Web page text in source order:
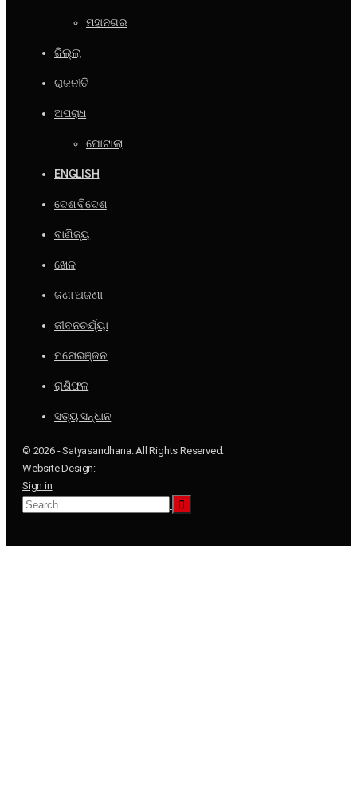
ମହାନଗର
ଜିଲ୍ଲା
ରାଜନୀତି
ଅପରାଧ
ଘୋଟାଲା
ENGLISH
ଦେଶ ବିଦେଶ
ବାଣିଜ୍ୟ
ଖେଳ
ଜଣା ଅଜଣା
ଜୀବନଚର୍ଯ୍ୟା
ମନୋରଞ୍ଜନ
ରାଶିଫଳ
ସତ୍ୟ ସନ୍ଧାନ
© 2026 - Satyasandhana. All Rights Reserved.
Website Design:
Sign in